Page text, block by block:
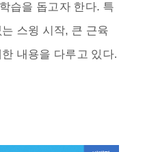
습을 돕고자 한다. 특
스윙 시작, 큰 근육
내용을 다루고 있다.